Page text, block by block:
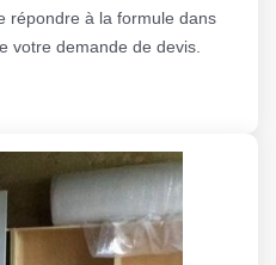
répondre à la formule dans
votre demande de devis.